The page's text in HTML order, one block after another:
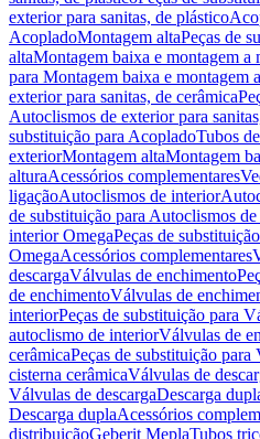
exterior para sanitas, de plástico
AcopladoMontagem altaPeças de
altaMontagem baixa e montagem a
para Montagem baixa e montagem
exterior para sanitas, de cerâmica
Autoclismos de exterior para
substituição para AcopladoTubos
exteriorMontagem altaMontagem
alturaAcessórios complementares
ligaçãoAutoclismos de interior
de substituição para Autoclismos
interior OmegaPeças de
OmegaAcessórios complementares
descargaVálvulas de enchimento
de enchimentoVálvulas de
interiorPeças de substituição para
autoclismo de interiorVálvulas de
cerâmicaPeças de substituição
cisterna cerâmicaVálvulas de
Válvulas de descargaDescarga
Descarga duplaAcessórios
distribuiçãoGeberit MeplaTubos